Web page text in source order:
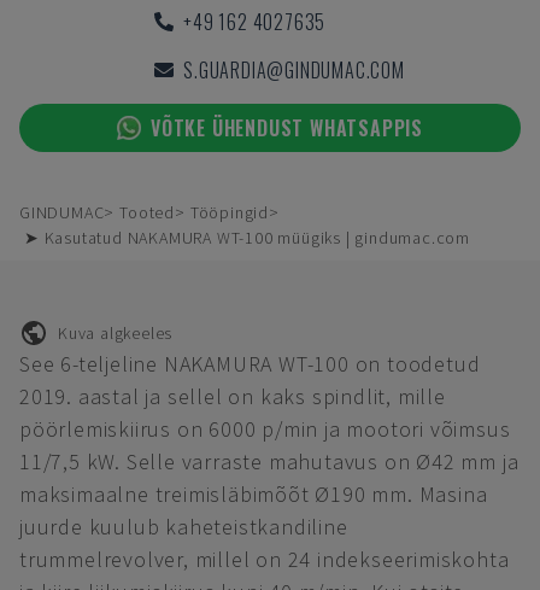
+49 162 4027635
S.GUARDIA@GINDUMAC.COM
VÕTKE ÜHENDUST WHATSAPPIS
GINDUMAC Tooted
Tööpingid
➤ Kasutatud NAKAMURA WT-100 müügiks | gindumac.com
Kuva algkeeles
See 6-teljeline NAKAMURA WT-100 on toodetud
2019. aastal ja sellel on kaks spindlit, mille
pöörlemiskiirus on 6000 p/min ja mootori võimsus
11/7,5 kW. Selle varraste mahutavus on Ø42 mm ja
maksimaalne treimisläbimõõt Ø190 mm. Masina
juurde kuulub kaheteistkandiline
trummelrevolver, millel on 24 indekseerimiskohta